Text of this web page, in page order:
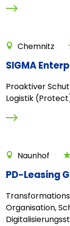
Chemnitz
SIGMA
Proaktiver
Logistik
Naunhof
PD-Leasing
Organisation,